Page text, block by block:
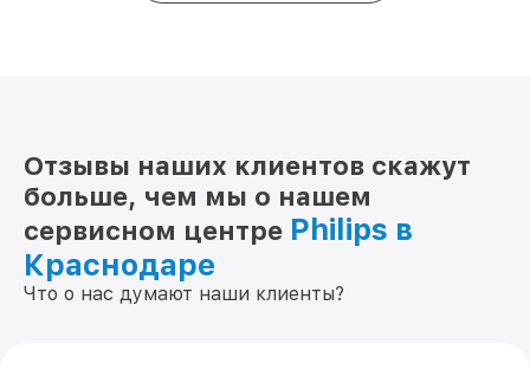
Отзывы наших клиентов скажут
больше, чем мы о нашем
сервисном центре Philips в
Краснодаре
Что о нас думают наши клиенты?